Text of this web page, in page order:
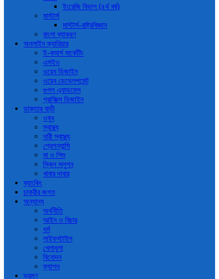
ইংরেজি বিভাগ (৪র্থ বর্ষ)
মাস্টার্স
মাস্টার্স-রাষ্ট্রবিজ্ঞান
বাংলা ব্যাকরণ
অনলাইন ক্যারিয়ার
ই-কমার্স মার্কেটিং
এসইও
ওয়েব ডিজাইন
ওয়েব ডেভেলপমেন্ট
গুগল এ্যাডসেন্স
গ্রাফিক্স ডিজাইন
ডাক্তার বাড়ী
ওষুধ
স্বাস্থ্য
নারী স্বাস্থ্য
প্রেগন্যান্সি
মা ও শিশু
স্কিন সলুশন
খাবার দাবার
ব্যাংকিং
চাকরীর জগত
অন্যান্য
অর্থনীতি
আইন ও বিচার
ধর্ম
লাইফস্টাইল
খেলাধুলা
বিনোদন
ফ্যাশন
ভ্রমণ